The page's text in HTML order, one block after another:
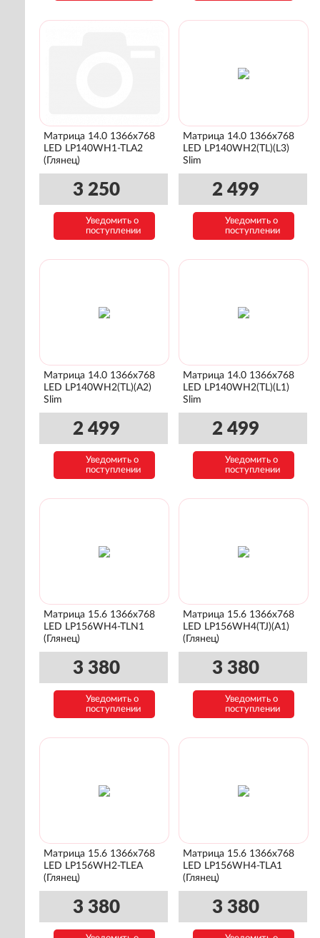
Матрица 14.0 1366x768
LED LP140WH1-TLA2
(Глянец)
3 250
Уведомить о
поступлении
Матрица 14.0 1366x768
LED LP140WH2(TL)(L3)
Slim
2 499
Уведомить о
поступлении
Матрица 14.0 1366x768
LED LP140WH2(TL)(A2)
Slim
2 499
Уведомить о
поступлении
Матрица 14.0 1366x768
LED LP140WH2(TL)(L1)
Slim
2 499
Уведомить о
поступлении
Матрица 15.6 1366x768
LED LP156WH4-TLN1
(Глянец)
3 380
Уведомить о
поступлении
Матрица 15.6 1366x768
LED LP156WH4(TJ)(A1)
(Глянец)
3 380
Уведомить о
поступлении
Матрица 15.6 1366x768
LED LP156WH2-TLEA
(Глянец)
3 380
Матрица 15.6 1366x768
LED LP156WH4-TLA1
(Глянец)
3 380